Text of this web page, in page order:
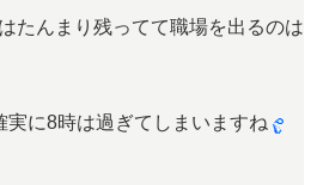
たんまり残ってて職場を出るのは
に8時は過ぎてしまいますね